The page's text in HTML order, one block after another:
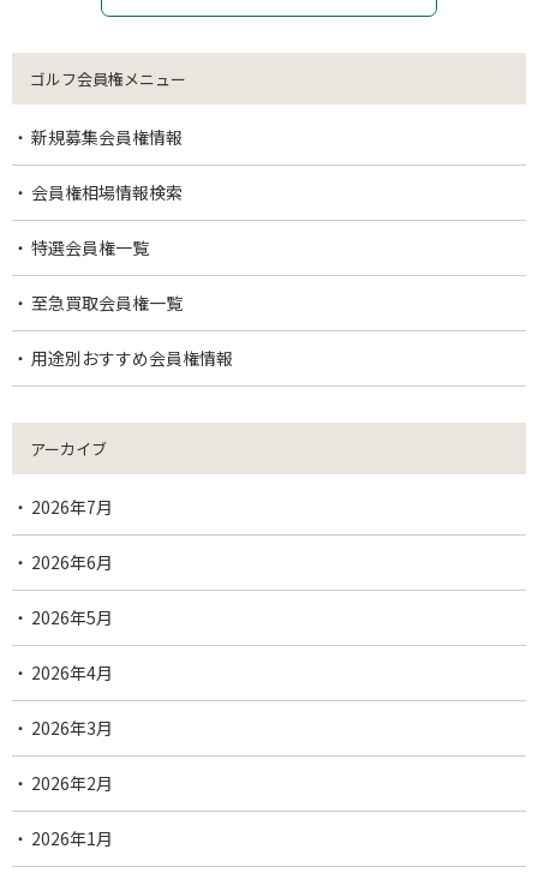
ゴルフ会員権メニュー
新規募集会員権情報
会員権相場情報検索
特選会員権一覧
至急買取会員権一覧
用途別おすすめ会員権情報
アーカイブ
2026年7月
2026年6月
2026年5月
2026年4月
2026年3月
2026年2月
2026年1月